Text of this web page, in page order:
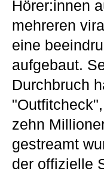
Hörer:innen
mehreren
eine
aufgebaut.
Durchbruch
zehn
gestreamt
der offizielle